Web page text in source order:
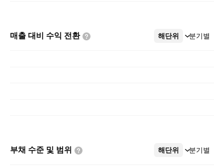
매출 대비 수익 전환 해단위 분기별
더보기
부채 수준 및 범위 해단위 분기별
더보기